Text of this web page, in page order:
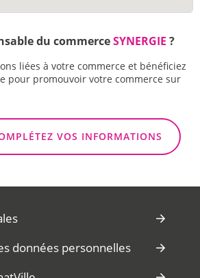
du commerceSYNERGIE ?
liées à votre commerce et bénéficiez
pour promouvoir votre commerce sur
VOS INFORMATIONS
données personnelles